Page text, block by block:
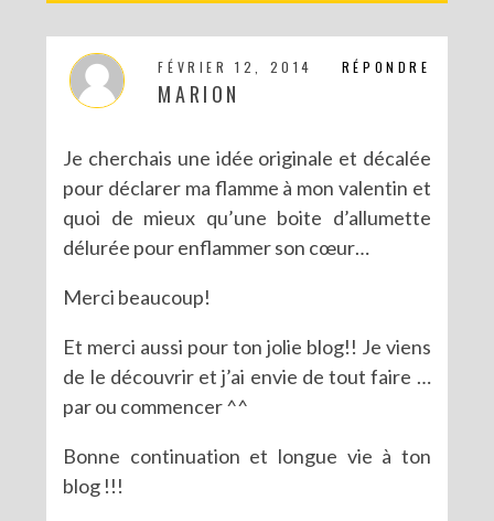
RÉPONDRE
FÉVRIER 12, 2014
MARION
Je cherchais une idée originale et décalée
pour déclarer ma flamme à mon valentin et
quoi de mieux qu’une boite d’allumette
délurée pour enflammer son cœur…
Merci beaucoup!
Et merci aussi pour ton jolie blog!! Je viens
de le découvrir et j’ai envie de tout faire …
par ou commencer ^^
Bonne continuation et longue vie à ton
blog !!!